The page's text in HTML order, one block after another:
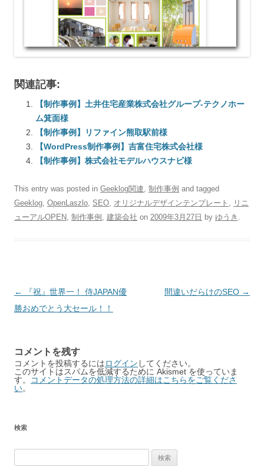
関連記事:
【制作事例】土井住宅産業株式会社グループ-テクノホー
ム箕面様
【制作事例】リファイン熊取駅前様
【WordPress制作事例】吉富住宅株式会社様
【制作事例】株式会社モデルハウスナビ様
This entry was posted in Geeklog関連, 制作事例 and tagged
Geeklog, OpenLaszlo, SEO, オリジナルデザインテンプレート , リニ
ューアルOPEN, 制作事例 , 建築会社 on 2009年3月27日 by ゆうき .
Post
navigation
←
『祝』世界一！ 侍JAPAN優
勝おめでとう大セール！！
間違いだらけのSEO →
コメントを残す
コメントを投稿するにはログイン してください。
このサイトはスパムを低減するために Akismet を使っていま
す。
コメントデータの処理方法の詳細はこちらをご覧くださ
い。
検索